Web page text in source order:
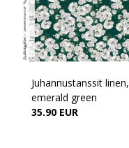
Juhannustanssit linen,
emerald green
35.90 EUR